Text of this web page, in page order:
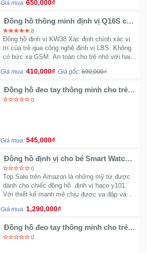
Giá mua: 650,000₫
Đồng hồ thông minh định vị Q16S call
video hàng rào an toàn
8
Đồng hồ định vị KW38 Xác định chính xác vị
trí của trẻ qua công nghệ định vị LBS. Không
có bức xạ GSM. An toàn cho trẻ nhỏ với hai
Giá mua: 410,000₫ Giá gốc: 690,000₫
Đồng hồ đeo tay thông minh cho trẻ
em Y36 0
Giá mua: 545,000₫
Đồng hồ định vị cho bé Smart Watch
HOCO Y101 hỗ trợ sim 4G
0
Top Sale trên Amazon là những mỹ từ được
dành cho chiếc đồng hồ định vị haco y101.
Với thiết kế mạnh mẽ chịu được va đập và
đồng hỗ trợ Touch 1,54inch.
Giá mua: 1,290,000₫
Đồng hồ đeo tay thông minh cho trẻ
em Q12S
0